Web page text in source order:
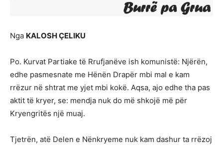
Nga KALOSH ÇELIKU
Po. Kurvat Partiake të Rrufjanëve ish komunistë: Njërën,
edhe pasmesnate me Hënën Drapër mbi mal e kam
rrëzur në shtrat me yjet mbi kokë. Aqsa, ajo edhe tha pas
aktit të kryer, se: mendja nuk do më shkojë më për
Kryengritës një muaj.
Tjetrën, atë Delen e Nënkryeme nuk kam dashur ta rrëzoj